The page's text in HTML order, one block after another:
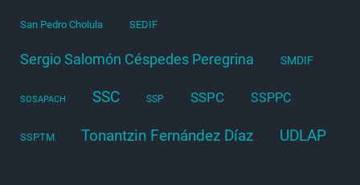
San Pedro Cholula SEDIF
Sergio Salomón Céspedes Peregrina SMDIF
SOSAPACH SSC SSP SSPC SSPPC
SSPTM Tonantzin Fernández Díaz UDLAP